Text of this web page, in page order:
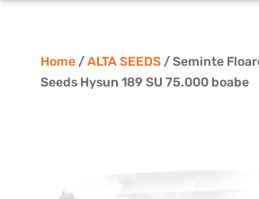
Home/ALTA SEEDS/ Seminte
Seeds Hysun 189 SU 75.000 boabe